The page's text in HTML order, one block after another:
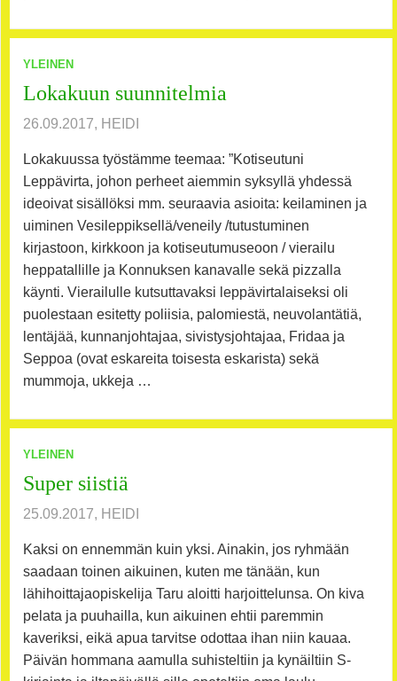
YLEINEN
Lokakuun suunnitelmia
26.09.2017, HEIDI
Lokakuussa työstämme teemaa: ”Kotiseutuni
Leppävirta, johon perheet aiemmin syksyllä yhdessä
ideoivat sisällöksi mm. seuraavia asioita: keilaminen ja
uiminen Vesileppiksellä/veneily /tutustuminen
kirjastoon, kirkkoon ja kotiseutumuseoon / vierailu
heppatallille ja Konnuksen kanavalle sekä pizzalla
käynti. Vierailulle kutsuttavaksi leppävirtalaiseksi oli
puolestaan esitetty poliisia, palomiestä, neuvolantätiä,
lentäjää, kunnanjohtajaa, sivistysjohtajaa, Fridaa ja
Seppoa (ovat eskareita toisesta eskarista) sekä
mummoja, ukkeja …
YLEINEN
Super siistiä
25.09.2017, HEIDI
Kaksi on ennemmän kuin yksi. Ainakin, jos ryhmään
saadaan toinen aikuinen, kuten me tänään, kun
lähihoittajaopiskelija Taru aloitti harjoittelunsa. On kiva
pelata ja puuhailla, kun aikuinen ehtii paremmin
kaveriksi, eikä apua tarvitse odottaa ihan niin kauaa.
Päivän hommana aamulla suhisteltiin ja kynäiltiin S-